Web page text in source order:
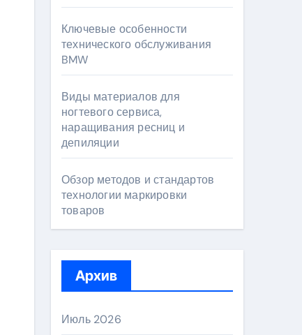
Ключевые особенности
технического обслуживания
BMW
Виды материалов для
ногтевого сервиса,
наращивания ресниц и
депиляции
Обзор методов и стандартов
технологии маркировки
товаров
Архив
Июль 2026